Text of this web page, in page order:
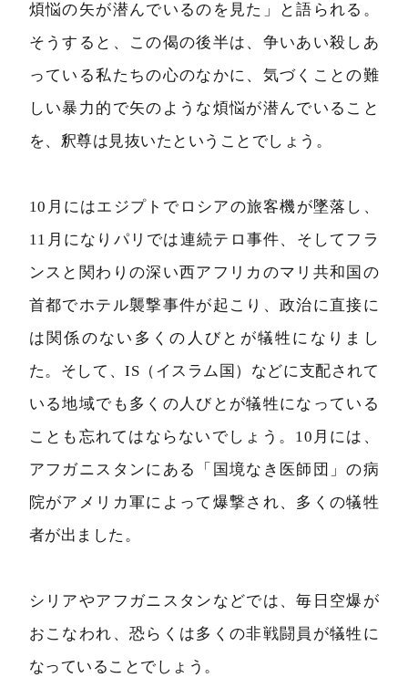
煩悩の矢が潜んでいるのを見た」と語られる。
そうすると、この偈の後半は、争いあい殺しあ
っている私たちの心のなかに、気づくことの難
しい暴力的で矢のような煩悩が潜んでいること
を、釈尊は見抜いたということでしょう。
10月にはエジプトでロシアの旅客機が墜落し、
11月になりパリでは連続テロ事件、そしてフラ
ンスと関わりの深い西アフリカのマリ共和国の
首都でホテル襲撃事件が起こり、政治に直接に
は関係のない多くの人びとが犠牲になりまし
た。そして、IS（イスラム国）などに支配されて
いる地域でも多くの人びとが犠牲になっている
ことも忘れてはならないでしょう。10月には、
アフガニスタンにある「国境なき医師団」の病
院がアメリカ軍によって爆撃され、多くの犠牲
者が出ました。
シリアやアフガニスタンなどでは、毎日空爆が
おこなわれ、恐らくは多くの非戦闘員が犠牲に
なっていることでしょう。